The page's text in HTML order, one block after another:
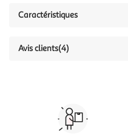
Caractéristiques
Avis clients(4)